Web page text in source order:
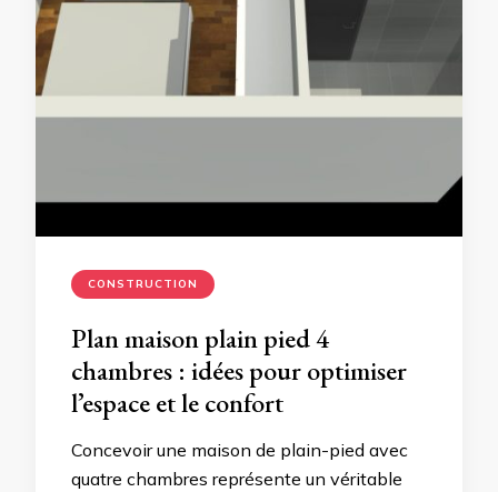
CONSTRUCTION
Plan maison plain pied 4
chambres : idées pour optimiser
l’espace et le confort
Concevoir une maison de plain-pied avec
quatre chambres représente un véritable